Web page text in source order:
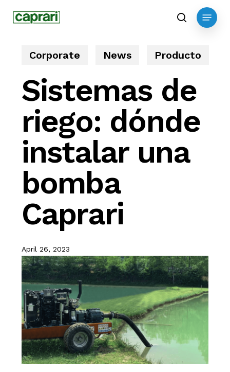
search
Menu
Corporate News Producto
Sistemas de
riego: dónde
instalar una
bomba
Caprari
April 26, 2023